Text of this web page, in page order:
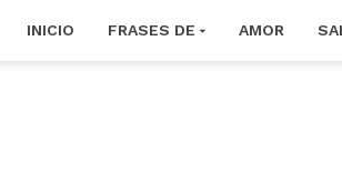
INICIO FRASES DE AMOR